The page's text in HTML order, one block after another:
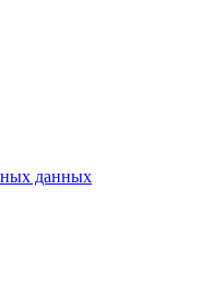
данных